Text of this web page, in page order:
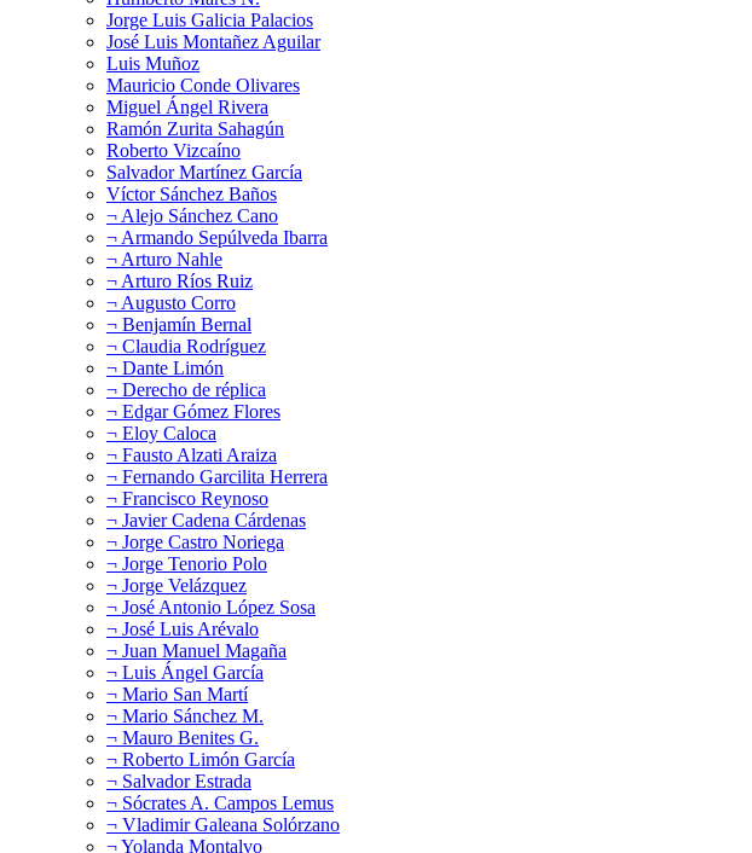
Jorge Luis Galicia Palacios
José Luis Montañez Aguilar
Luis Muñoz
Mauricio Conde Olivares
Miguel Ángel Rivera
Ramón Zurita Sahagún
Roberto Vizcaíno
Salvador Martínez García
Víctor Sánchez Baños
¬ Alejo Sánchez Cano
¬ Armando Sepúlveda Ibarra
¬ Arturo Nahle
¬ Arturo Ríos Ruiz
¬ Augusto Corro
¬ Benjamín Bernal
¬ Claudia Rodríguez
¬ Dante Limón
¬ Derecho de réplica
¬ Edgar Gómez Flores
¬ Eloy Caloca
¬ Fausto Alzati Araiza
¬ Fernando Garcilita Herrera
¬ Francisco Reynoso
¬ Javier Cadena Cárdenas
¬ Jorge Castro Noriega
¬ Jorge Tenorio Polo
¬ Jorge Velázquez
¬ José Antonio López Sosa
¬ José Luis Arévalo
¬ Juan Manuel Magaña
¬ Luis Ángel García
¬ Mario San Martí
¬ Mario Sánchez M.
¬ Mauro Benites G.
¬ Roberto Limón García
¬ Salvador Estrada
¬ Sócrates A. Campos Lemus
¬ Vladimir Galeana Solórzano
¬ Yolanda Montalvo